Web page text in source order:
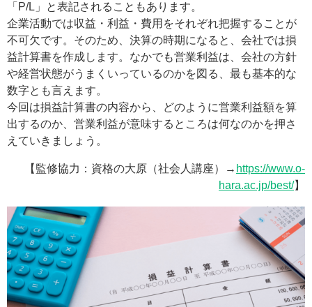
「P/L」と表記されることもあります。
企業活動では収益・利益・費用をそれぞれ把握することが
不可欠です。そのため、決算の時期になると、会社では損
益計算書を作成します。なかでも営業利益は、会社の方針
や経営状態がうまくいっているのかを図る、最も基本的な
数字とも言えます。
今回は損益計算書の内容から、どのように営業利益額を算
出するのか、営業利益が意味するところは何なのかを押さ
えていきましょう。
【監修協力：資格の大原（社会人講座）→ https://www.o-
hara.ac.jp/best/】